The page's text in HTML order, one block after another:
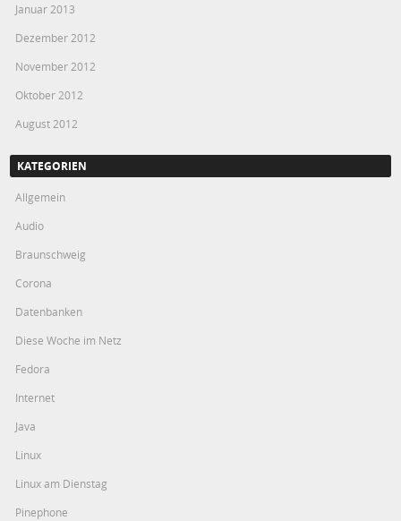
Januar 2013
Dezember 2012
November 2012
Oktober 2012
August 2012
KATEGORIEN
Allgemein
Audio
Braunschweig
Corona
Datenbanken
Diese Woche im Netz
Fedora
Internet
Java
Linux
Linux am Dienstag
Pinephone